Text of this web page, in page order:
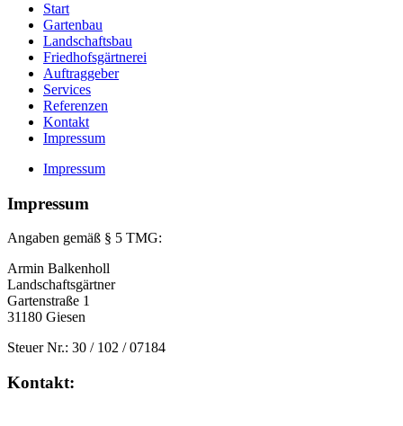
Start
Gartenbau
Landschaftsbau
Friedhofsgärtnerei
Auftraggeber
Services
Referenzen
Kontakt
Impressum
Impressum
Impressum
Angaben gemäß § 5 TMG:
Armin Balkenholl
Landschaftsgärtner
Gartenstraße 1
31180 Giesen
Steuer Nr.: 30 / 102 / 07184
Kontakt: